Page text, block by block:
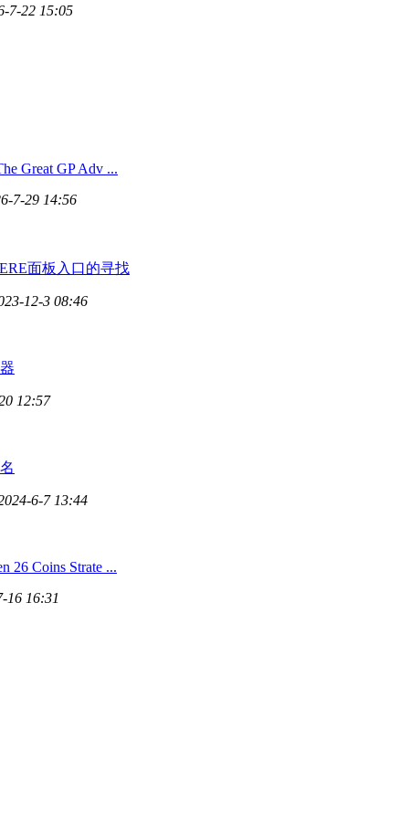
7-22 15:05
Great GP Adv ...
7-29 14:56
面板入口的寻找
12-3 08:46
12:57
6-7 13:44
26 Coins Strate ...
16 16:31